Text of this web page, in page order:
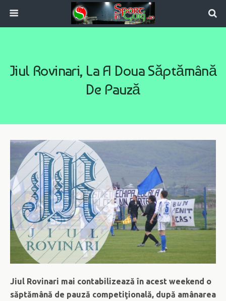
Jiul Rovinari, La A Doua Săptămână
De Pauză
Jiul Rovinari mai contabilizează în acest weekend o
săptămână de pauză competiţională, după amânarea